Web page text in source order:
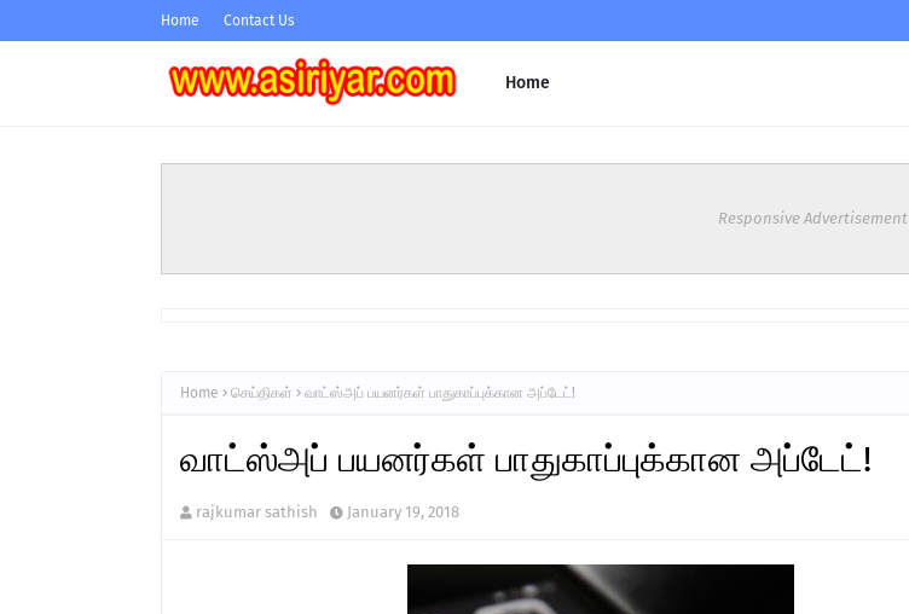
Home Contact Us
Home
Responsive Advertisement
Home செய்திகள் வாட்ஸ்அப் பயனர்கள் பாதுகாப்புக்கான அப்டேட்!
வாட்ஸ்அப் பயனர்கள் பாதுகாப்புக்கான அப்டேட்!
rajkumar sathish January 19, 2018